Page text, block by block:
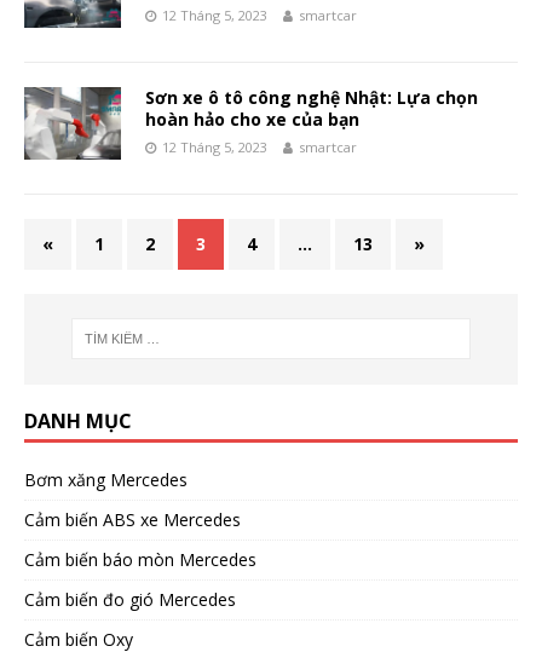
12 Tháng 5, 2023 smartcar
Sơn xe ô tô công nghệ Nhật: Lựa chọn
hoàn hảo cho xe của bạn
12 Tháng 5, 2023 smartcar
« 1 2 3 4 … 13 »
DANH MỤC
Bơm xăng Mercedes
Cảm biến ABS xe Mercedes
Cảm biến báo mòn Mercedes
Cảm biến đo gió Mercedes
Cảm biến Oxy